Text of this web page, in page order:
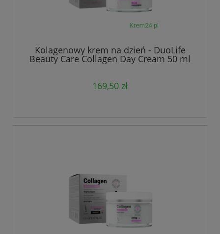
Kolagenowy krem na dzień - DuoLife
Beauty Care Collagen Day Cream 50 ml
169,50 zł